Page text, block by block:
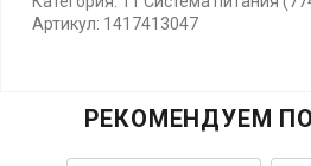
Артикул: 1417413047
РЕКОМЕНДУЕМ